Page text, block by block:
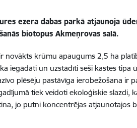
ezera dabas parkā atjaunoja
biotopus Akmeņrovas salā.
novākts krūmu apaugums 2,5 ha
iegādāti un uzstādīti seši kastes
plēsēju pastāvīga ierobežošana ir
tiek veidoti ekoloģiskie slazdi,
jo putni koncentrējas atjaunotajos